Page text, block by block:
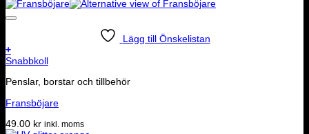
Lägg till Önskelistan
+
Snabbkoll
Penslar, borstar och tillbehör
Fransböjare
49.00 kr inkl. moms